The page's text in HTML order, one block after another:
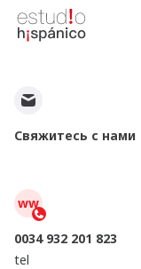
Свяжитесь с нами
ww
0034 932 201 823
tel